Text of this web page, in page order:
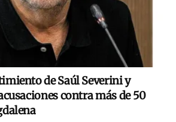
de Saúl Severini y
contra más de 50